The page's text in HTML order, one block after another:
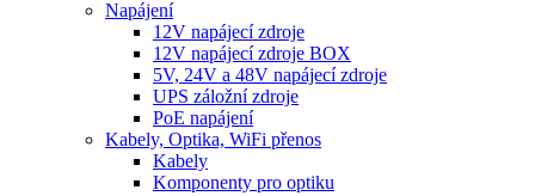
Napájení
12V napájecí zdroje
12V napájecí zdroje BOX
5V, 24V a 48V napájecí zdroje
UPS záložní zdroje
PoE napájení
Kabely, Optika, WiFi přenos
Kabely
Komponenty pro optiku